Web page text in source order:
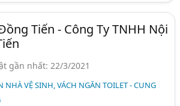
Tiến - Công Ty TNHH Nội
gần nhất: 22/3/2021
NHÀ VỆ SINH, VÁCH NGĂN TOILET - CUNG